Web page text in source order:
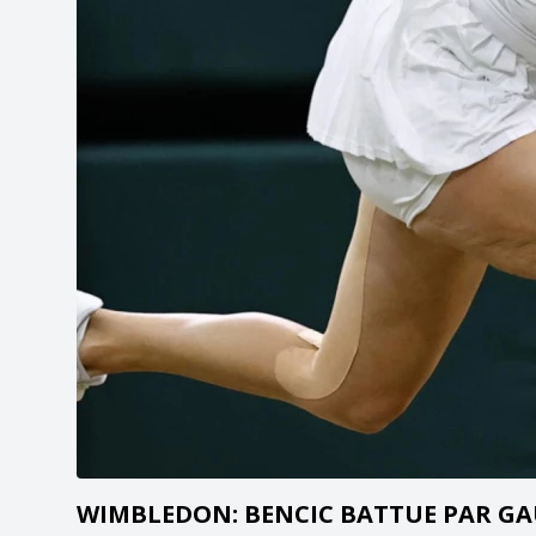
WIMBLEDON: BENCIC BATTUE PAR